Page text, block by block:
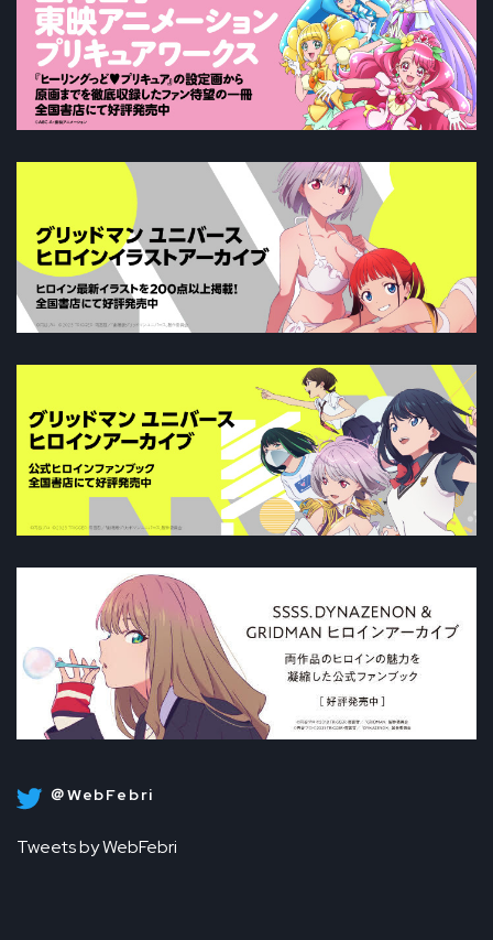
＠WebFebri
Tweets by WebFebri